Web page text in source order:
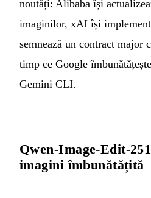
noutăți: Alibaba își
imaginilor, xAI își
semnează un contract major
timp ce Google
Gemini CLI.
Qwen-Image-Edit-
imagini îmbunătățită